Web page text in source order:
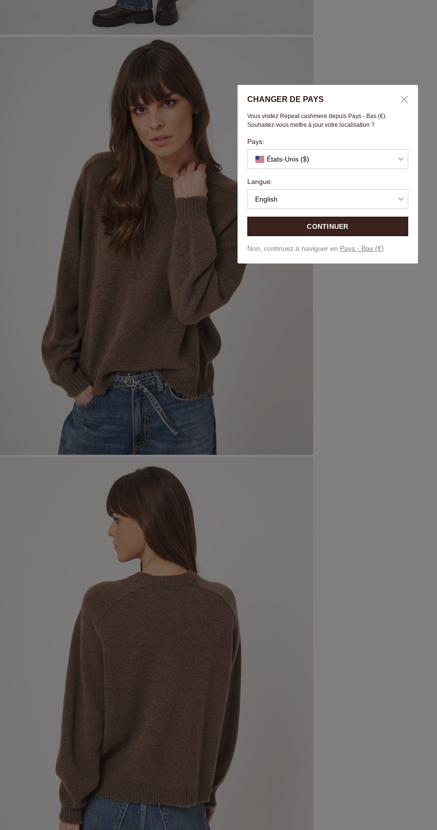
CHANGER DE PAYS
Vous visitez Repeat cashmere depuis Pays - Bas (€).
Souhaitez-vous mettre à jour votre localisation ?
Pays:
États-Unis ($)
Langue:
English
CONTINUER
Non, continuez à naviguer en Pays - Bas (€)